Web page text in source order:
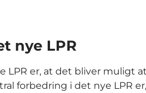
nye LPR
LPR er, at det bliver muligt
forbedring i det nye LPR